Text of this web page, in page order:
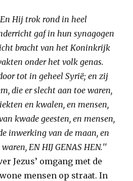
En Hij trok rond in heel
gaf in hun synagogen
bracht van het Koninkrijk
onder het volk genas.
tot in geheel Syrië; en zij
die er slecht aan toe waren,
en kwalen, en mensen,
kwade geesten, en mensen,
inwerking van de maan, en
waren, EN HIJ GENAS HEN.''
Jezus’ omgang met de
mensen op straat. In